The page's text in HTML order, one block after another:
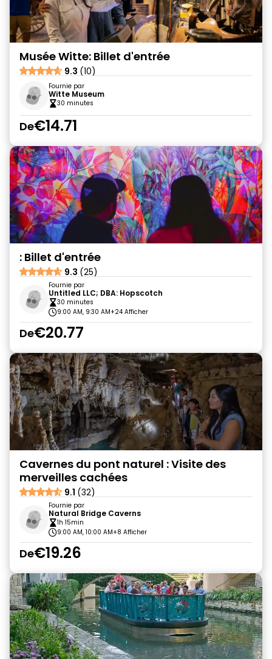
Musée Witte: Billet d'entrée
9.3 (10)
Fournie par
Witte Museum
30 minutes
De€14.71
: Billet d'entrée
9.3 (25)
Fournie par
Untitled LLC; DBA: Hopscotch
30 minutes
9:00 AM, 9:30 AM+24 Afficher
De€20.77
Cavernes du pont naturel : Visite des
merveilles cachées
9.1 (32)
Fournie par
Natural Bridge Caverns
1h 15min
9:00 AM, 10:00 AM+8 Afficher
De€19.26